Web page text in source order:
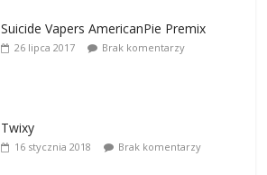
Suicide Vapers AmericanPie Premix
26 lipca 2017 Brak komentarzy
Twixy
16 stycznia 2018 Brak komentarzy